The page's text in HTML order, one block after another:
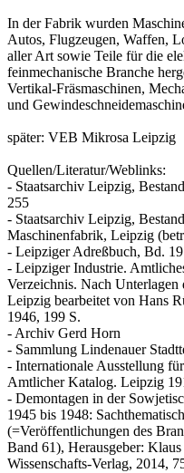
In der Fabrik wurden
Autos, Flugzeugen, Waffen,
aller Art sowie Teile für die
feinmechanische Branche
Vertikal-Fräsmaschinen,
und
später: VEB Mikrosa Leipzig
Quellen/Literatur/Weblinks:
- Staatsarchiv Leipzig,
255
- Staatsarchiv Leipzig,
Maschinenfabrik, Leipzig
- Leipziger Adreßbuch, Bd.
- Leipziger Industrie.
Verzeichnis. Nach
Leipzig bearbeitet von Hans
1946, 199 S.
- Archiv Gerd Horn
- Sammlung Lindenauer
- Internationale Ausstellung
Amtlicher Katalog. Leipzig
- Demontagen in der
1945 bis 1948:
(=Veröffentlichungen des
Band 61), Herausgeber:
Wissenschafts-Verlag, 2014,